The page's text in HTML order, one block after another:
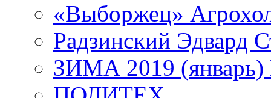
«Выборжец»
Радзинский Эдвард
ЗИМА 2019 (январь)